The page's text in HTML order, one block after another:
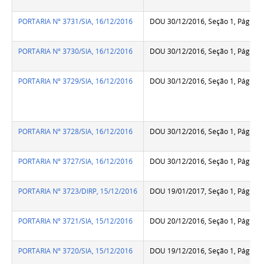
PORTARIA Nº 3731/SIA, 16/12/2016 DOU 30/12/2016, Seção 1,
PORTARIA Nº 3730/SIA, 16/12/2016 DOU 30/12/2016, Seção 1,
PORTARIA Nº 3729/SIA, 16/12/2016 DOU 30/12/2016, Seção 1,
PORTARIA Nº 3728/SIA, 16/12/2016 DOU 30/12/2016, Seção 1,
PORTARIA Nº 3727/SIA, 16/12/2016 DOU 30/12/2016, Seção 1,
PORTARIA Nº 3723/DIRP, 15/12/2016 DOU 19/01/2017, Seção 1,
PORTARIA Nº 3721/SIA, 15/12/2016 DOU 20/12/2016, Seção 1, Pág.70
PORTARIA Nº 3720/SIA, 15/12/2016 DOU 19/12/2016, Seção 1,